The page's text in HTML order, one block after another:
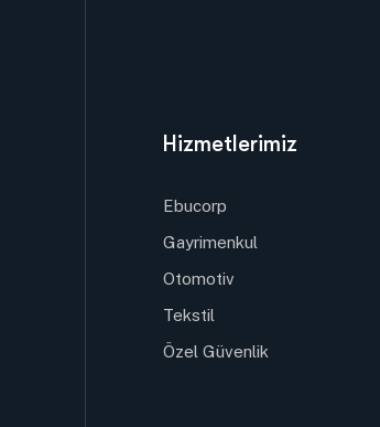
Hizmetlerimiz
Ebucorp
Gayrimenkul
Otomotiv
Tekstil
Özel Güvenlik